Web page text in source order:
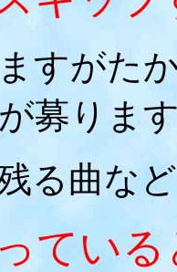
すがた
募りま
る曲な
てい